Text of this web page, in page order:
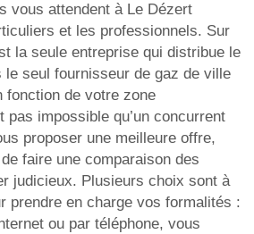
vous attendent à Le Dézert
et les professionnels. Sur
la seule entreprise qui distribue le
le seul fournisseur de gaz de ville
de votre zone
pas impossible qu’un concurrent
proposer une meilleure offre,
faire une comparaison des
judicieux. Plusieurs choix sont à
prendre en charge vos formalités :
ou par téléphone, vous